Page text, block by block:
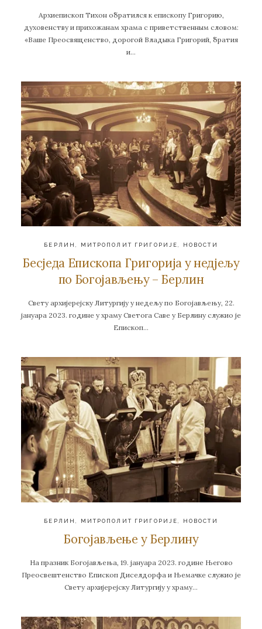
Архиепископ Тихон обратился к епископу Григорию,
духовенству и прихожанам храма с приветственным словом:
«Ваше Преосвященство, дорогой Владыка Григорий, братия
и…
БЕРЛИН, МИТРОПОЛИТ ГРИГОРИЈЕ, НОВОСТИ
Бесједа Епископа Григорија у недјељу
по Богојављењу – Берлин
Свету архијерејску Литургију у недељу по Богојављењу, 22.
јануара 2023. године у храму Светога Саве у Берлину служио је
Епископ…
БЕРЛИН МИТРОПОЛИТ ГРИГОРИЈЕ НОВОСТИ
Богојављење у Берлину
На празник Богојављења, 19. јануара 2023. године Његово
Преосвештенство Епископ Диселдорфа и Њемачке служио је
Свету архијерејску Литургију у храму…